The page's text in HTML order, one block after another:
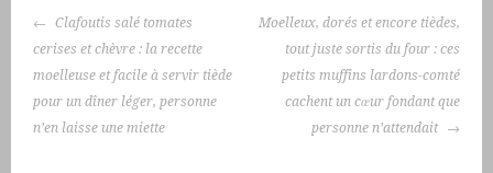
NAVIGATION
DES
ARTICLES
Clafoutis salé tomates
cerises et chèvre : la recette
moelleuse et facile à servir tiède
pour un dîner léger, personne
n’en laisse une miette
Moelleux, dorés et encore tièdes,
tout juste sortis du four : ces
petits muffins lardons-comté
cachent un cœur fondant que
personne n’attendait